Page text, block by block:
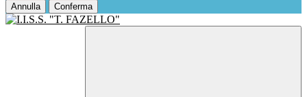
Annulla Conferma